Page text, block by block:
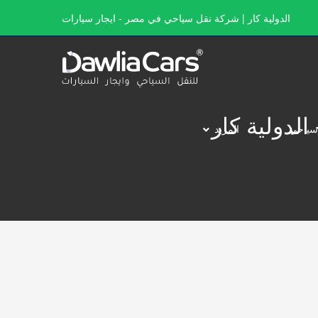
الدولية كار | شركة نقل سياحي في مصر - ايجار سيارات
المزيد